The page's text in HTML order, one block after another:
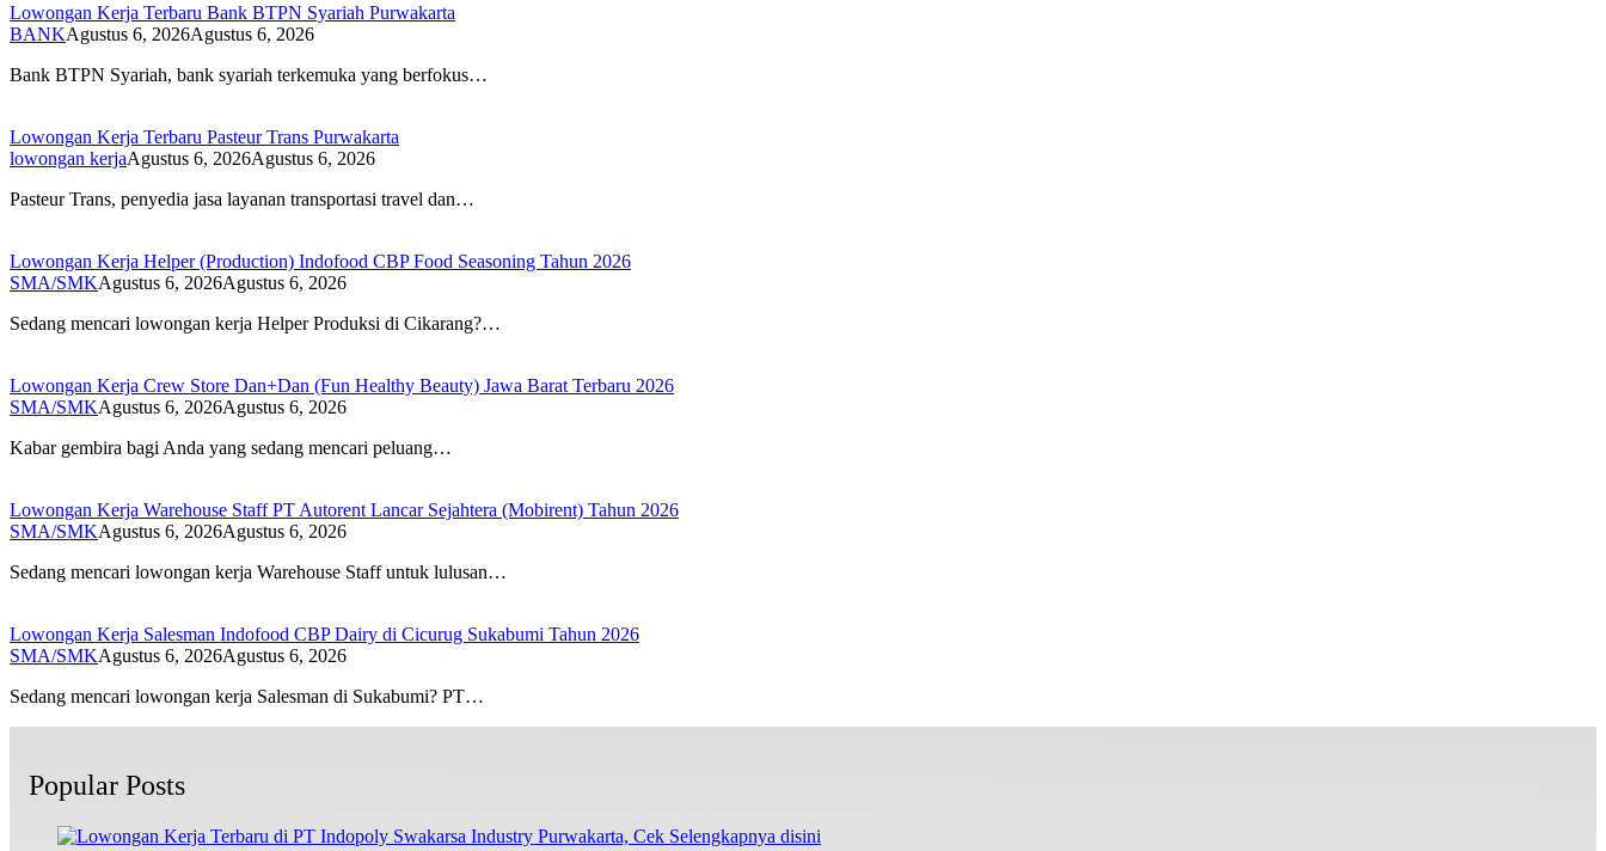
Lowongan Kerja Terbaru Bank BTPN Syariah Purwakarta
BANKAgustus 6, 2026Agustus 6, 2026
Bank BTPN Syariah, bank syariah terkemuka yang berfokus…
Lowongan Kerja Terbaru Pasteur Trans Purwakarta
lowongan kerjaAgustus 6, 2026Agustus 6, 2026
Pasteur Trans, penyedia jasa layanan transportasi travel dan…
Lowongan Kerja Helper (Production) Indofood CBP Food Seasoning Tahun 2026
SMA/SMKAgustus 6, 2026Agustus 6, 2026
Sedang mencari lowongan kerja Helper Produksi di Cikarang?…
Lowongan Kerja Crew Store Dan+Dan (Fun Healthy Beauty) Jawa Barat Terbaru 2026
SMA/SMKAgustus 6, 2026Agustus 6, 2026
Kabar gembira bagi Anda yang sedang mencari peluang…
Lowongan Kerja Warehouse Staff PT Autorent Lancar Sejahtera (Mobirent) Tahun 2026
SMA/SMKAgustus 6, 2026Agustus 6, 2026
Sedang mencari lowongan kerja Warehouse Staff untuk lulusan…
Lowongan Kerja Salesman Indofood CBP Dairy di Cicurug Sukabumi Tahun 2026
SMA/SMKAgustus 6, 2026Agustus 6, 2026
Sedang mencari lowongan kerja Salesman di Sukabumi? PT…
Popular Posts